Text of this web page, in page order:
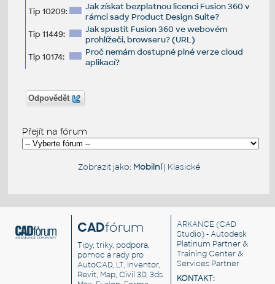
Tip 10209:
Jak získat bezplatnou licenci Fusion 360 v
rámci sady Product Design Suite?
Tip 11449:
Jak spustit Fusion 360 ve webovém
prohlížeči, browseru? (URL)
Tip 10174:
Proč nemám dostupné plné verze cloud
aplikací?
Odpovědět
Přejít na fórum
Zobrazit jako: Mobilní| Klasické
CADfórum
Tipy, triky, podpora,
pomoc a rady pro
AutoCAD, LT, Inventor,
Revit, Map, Civil 3D, 3ds
ARKANCE (CAD
Studio) - Autodesk
Platinum Partner &
Training Center &
Services Partner
KONTAKT: